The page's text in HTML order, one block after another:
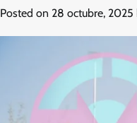
Posted on 28 octubre, 2025